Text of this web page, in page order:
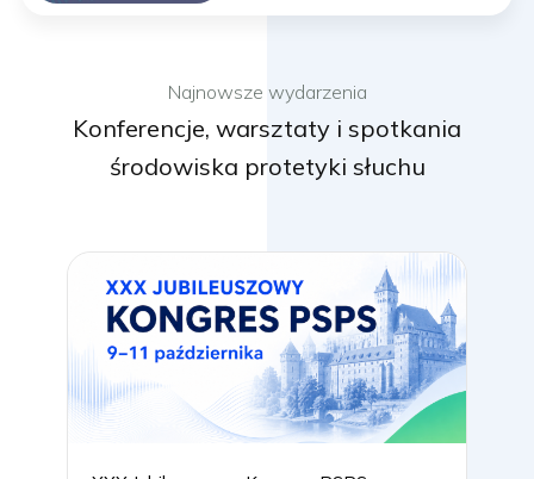
Najnowsze wydarzenia
Konferencje, warsztaty i spotkania
środowiska protetyki słuchu